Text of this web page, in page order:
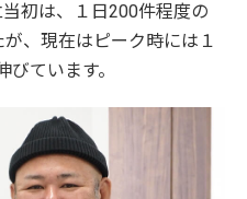
当初は、１日200件程度の
、現在はピーク時には１
ています。